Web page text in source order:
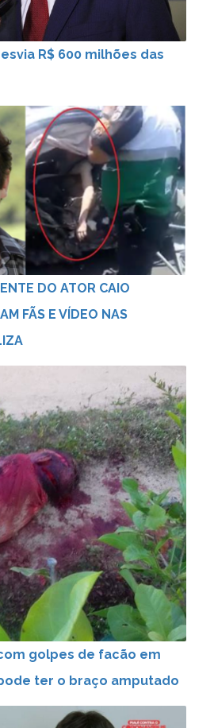
R$ 600 milhões das
DO ATOR CAIO
FÃS E VÍDEO NAS
golpes de facão em
ter o braço amputado